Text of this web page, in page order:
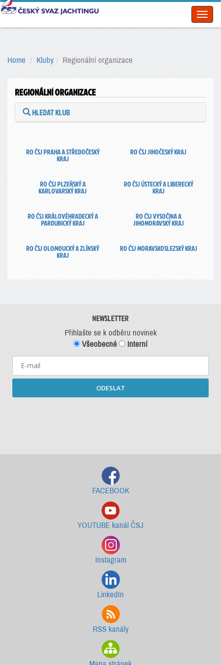
Home Kluby Regionální organizace
REGIONÁLNÍ ORGANIZACE
HLEDAT KLUB
RO ČSJ PRAHA A STŘEDOČESKÝ
KRAJ
RO ČSJ JIHOČESKÝ KRAJ
RO ČSJ PLZEŇSKÝ A
KARLOVARSKÝ KRAJ
RO ČSJ ÚSTECKÝ A LIBERECKÝ
KRAJ
RO ČSJ KRÁLOVÉHRADECKÝ A
PARDUBICKÝ KRAJ
RO ČSJ VYSOČINA A
JIHOMORAVSKÝ KRAJ
RO ČSJ OLOMOUCKÝ A ZLÍNSKÝ
KRAJ
RO ČSJ MORAVSKOSLEZSKÝ KRAJ
NEWSLETTER
Přihlašte se k odběru novinek
Všeobecné
Interní
ODESLAT
FACEBOOK
YOUTUBE kanál ČSJ
Instagram
LinkedIn
RSS kanály